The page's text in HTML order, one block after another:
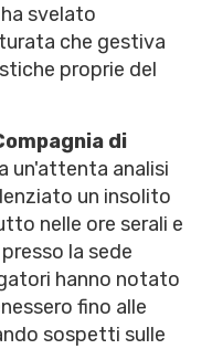
svelato
che gestiva
proprie del
di
un'attenta analisi
un insolito
nelle ore serali e
la sede
hanno notato
fino alle
sospetti sulle